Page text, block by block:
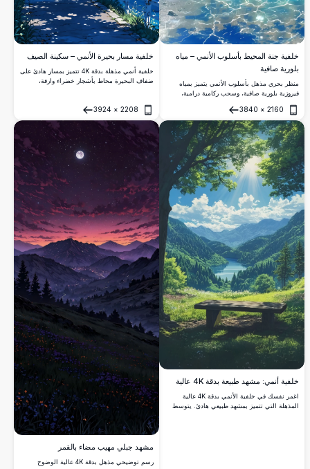
خلفية جنة المحيط بأسلوب الأنمي – مياه
بلورية صافية
منظر بحري مذهل بأسلوب الأنمي يتميز بمياه
فيروزية بلورية صافية، وسحب ركامية درامية،
وشواطئ صخرية خضراء. جنة استوائية خلابة
مُصوَّرة بدقة 4K نابضة بالحياة، مثالية لخلفيات
سطح المكتب والهاتف المحمول.
2160
×
3840
فتح
خلفية مسار بحيرة الأنمي – سكينة الصيف
خلفية أنمي مذهلة بدقة 4K تتميز بمسار هادئ على
ضفاف البحيرة محاط بأشجار خضراء وارفة،
2208
×
3924
فتح
خلفية أنمي: مشهد طبيعة بدقة 4K عالية
اغمر نفسك في خلفية الأنمي بدقة 4K عالية
المذهلة التي تتميز بمشهد طبيعي هادئ. يتوسط
مشهد جبلي مهيب مضاء بالقمر
رسم توضيحي مذهل بدقة 4K عالية الوضوح